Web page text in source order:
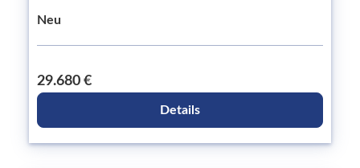
Neu
29.680 €
Details